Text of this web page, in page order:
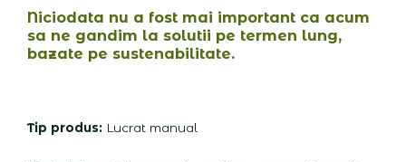
Niciodata nu a fost mai important ca acum
sa ne gandim la solutii pe termen lung,
bazate pe sustenabilitate.
Tip produs: Lucrat manual